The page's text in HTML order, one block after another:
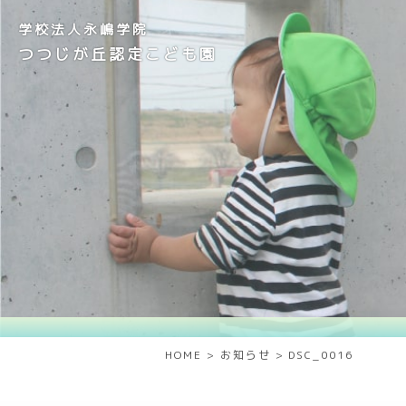
学校法人永嶋学院
つつじが丘認定こども園
HOME > お知らせ > DSC_0016